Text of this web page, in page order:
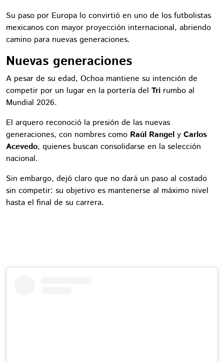
Su paso por Europa lo convirtió en uno de los futbolistas
mexicanos con mayor proyección internacional, abriendo
camino para nuevas generaciones.
Nuevas generaciones
A pesar de su edad, Ochoa mantiene su intención de
competir por un lugar en la portería del Tri rumbo al
Mundial 2026.
El arquero reconoció la presión de las nuevas
generaciones, con nombres como Raúl Rangel y Carlos
Acevedo, quienes buscan consolidarse en la selección
nacional.
Sin embargo, dejó claro que no dará un paso al costado
sin competir: su objetivo es mantenerse al máximo nivel
hasta el final de su carrera.